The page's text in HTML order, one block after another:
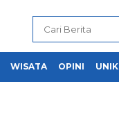
WISATA OPINI UNIK